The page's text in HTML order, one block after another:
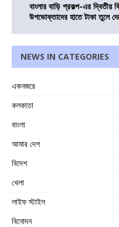
বাংলার বাড়ি প্রকল্প-এর
উপভোক্তাদের হাতে টাকা তুলে
NEWS IN CATEGORIES
একনজরে
কলকাতা
বাংলা
আমার দেশ
বিদেশ
খেলা
লাইফ স্টাইল
বিনোদন